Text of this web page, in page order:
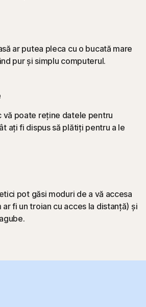
ar putea pleca cu o bucată mare
pur și simplu computerul.
vă poate reține datele pentru
ați fi dispus să plătiți pentru a le
pot găsi moduri de a vă accesa
fi un troian cu acces la distanță) și